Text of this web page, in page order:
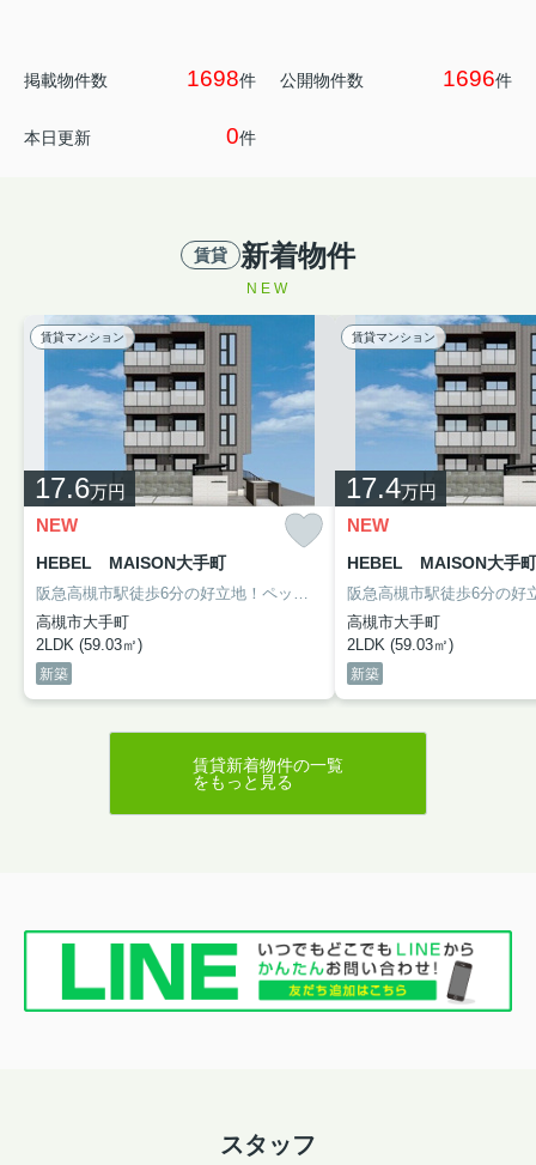
掲載物件数 1698件 公開物件数 1696件
本日更新 0件
賃貸 新着物件
NEW
賃貸マンション
17.6万円
NEW
HEBEL MAISON大手町
阪急高槻市駅徒歩6分の好立地！ペット相談（大型犬可能） 設備充実 大手ハウスメーカー施工
高槻市大手町
2LDK (59.03㎡)
新築
賃貸マンション
17.4万円
NEW
HEBEL MAISON大手町
高槻市大手町
2LDK (59.03㎡)
新築
賃貸新着物件の一覧
をもっと見る
スタッフ